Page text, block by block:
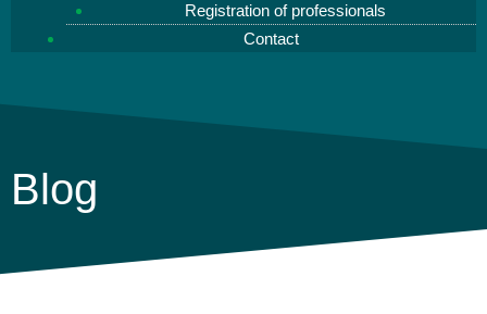
Registration of professionals
Contact
Blog